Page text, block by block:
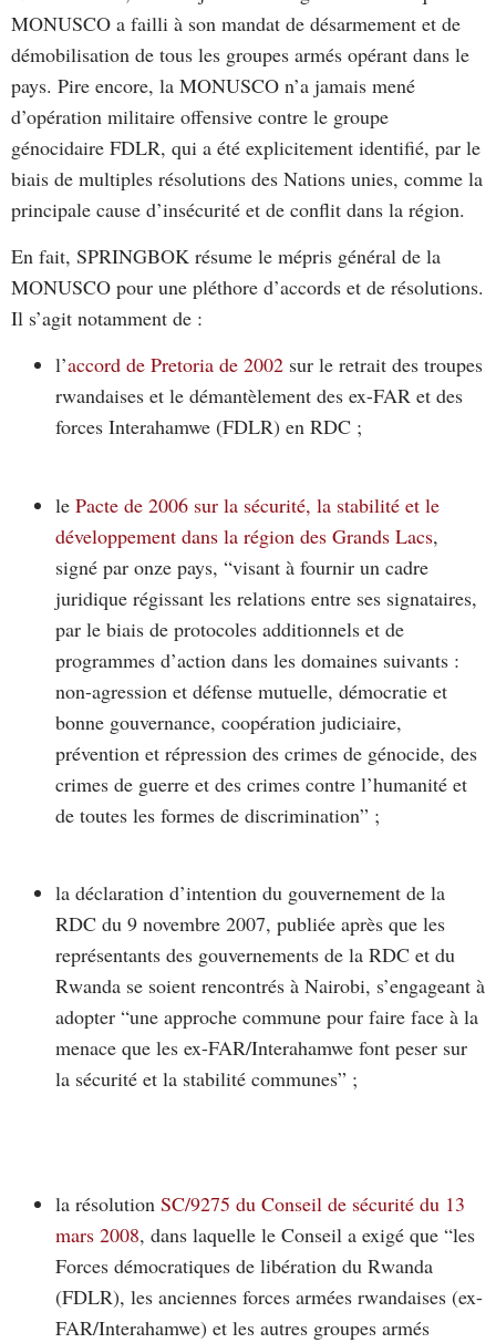
MONUSCO a failli à son mandat de désarmement et de
démobilisation de tous les groupes armés opérant dans le
pays. Pire encore, la MONUSCO n’a jamais mené
d’opération militaire offensive contre le groupe
génocidaire FDLR, qui a été explicitement identifié, par le
biais de multiples résolutions des Nations unies, comme la
principale cause d’insécurité et de conflit dans la région.
En fait, SPRINGBOK résume le mépris général de la
MONUSCO pour une pléthore d’accords et de résolutions.
Il s’agit notamment de :
l’accord de Pretoria de 2002 sur le retrait des troupes
rwandaises et le démantèlement des ex-FAR et des
forces Interahamwe (FDLR) en RDC ;
le Pacte de 2006 sur la sécurité, la stabilité et le
développement dans la région des Grands Lacs,
signé par onze pays, “visant à fournir un cadre
juridique régissant les relations entre ses signataires,
par le biais de protocoles additionnels et de
programmes d’action dans les domaines suivants :
non-agression et défense mutuelle, démocratie et
bonne gouvernance, coopération judiciaire,
prévention et répression des crimes de génocide, des
crimes de guerre et des crimes contre l’humanité et
de toutes les formes de discrimination” ;
la déclaration d’intention du gouvernement de la
RDC du 9 novembre 2007, publiée après que les
représentants des gouvernements de la RDC et du
Rwanda se soient rencontrés à Nairobi, s’engageant à
adopter “une approche commune pour faire face à la
menace que les ex-FAR/Interahamwe font peser sur
la sécurité et la stabilité communes” ;
la résolution SC/9275 du Conseil de sécurité du 13
mars 2008, dans laquelle le Conseil a exigé que “les
Forces démocratiques de libération du Rwanda
(FDLR), les anciennes forces armées rwandaises (ex-
FAR/Interahamwe) et les autres groupes armés